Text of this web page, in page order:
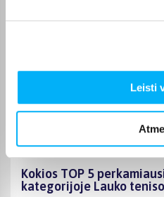
Leisti
galite rinktis jums patogiausią
Kokios TOP 5
kategorijoje Lauko